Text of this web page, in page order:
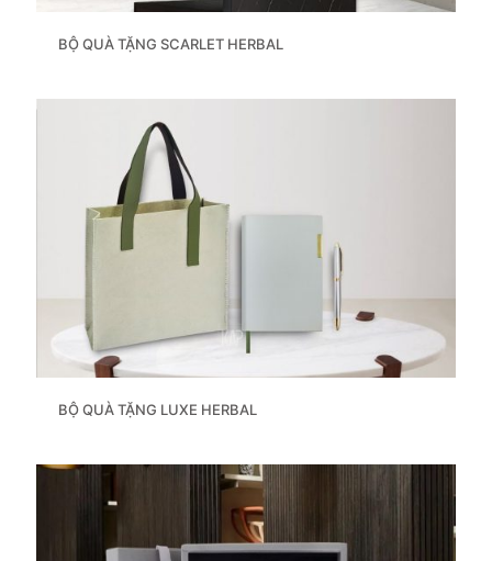
BỘ QUÀ TẶNG SCARLET HERBAL
BỘ QUÀ TẶNG LUXE HERBAL